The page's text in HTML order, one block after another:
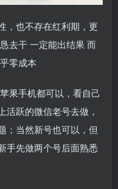
，也不存在红利期，更
去干 一定能出结果 而
零成本
果手机都可以，看自己
活跃的微信老号去做，
；当然新号也可以，但
手先做两个号后面熟悉